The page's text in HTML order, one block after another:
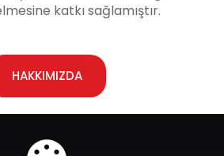
katkı sağlamıştır.
HAKKIMIZDA